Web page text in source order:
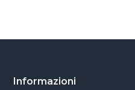
Footer
Informazioni